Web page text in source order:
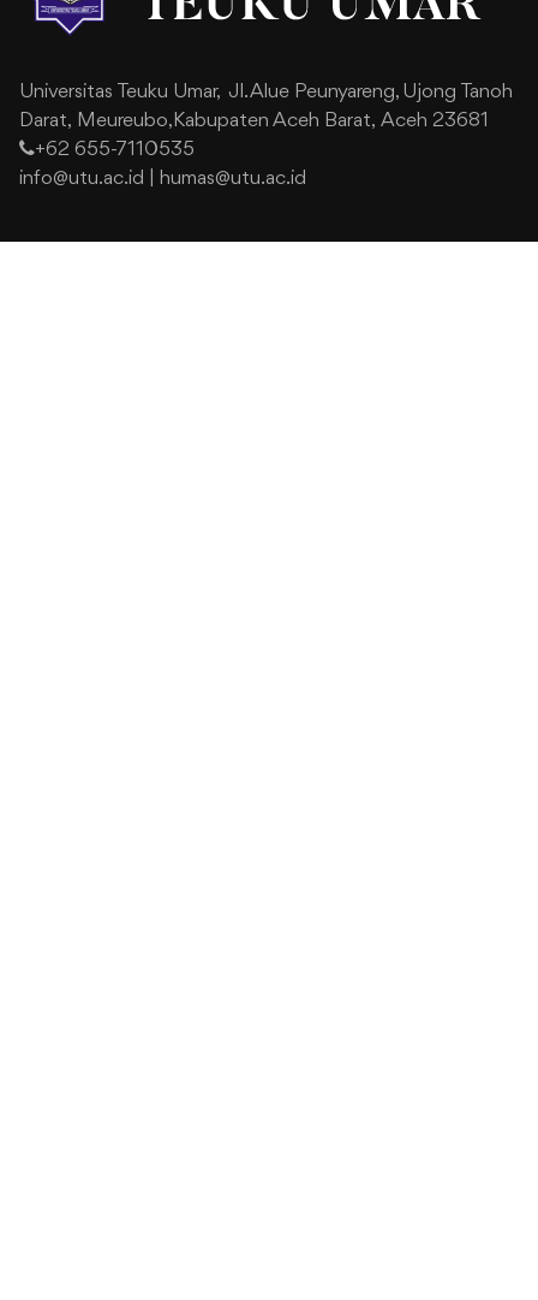
Universitas Teuku Umar, Jl. Alue Peunyareng, Ujong Tanoh
Darat, Meureubo,Kabupaten Aceh Barat, Aceh 23681
+62 655-7110535
info@utu.ac.id
humas@utu.ac.id